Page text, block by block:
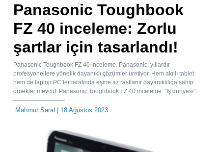
Panasonic Toughbook
FZ 40 inceleme: Zorlu
şartlar için tasarlandı!
Panasonic Toughbook FZ 40 inceleme. Panasonic, yıllardır
profesyonellere yönelik dayanıklı çözümler üretiyor. Hem akıllı tablet
hem de laptop PC’ler tarafında eşine az rastlanır dayanıklılığa sahip
örnekler mevcut. Panasonic Toughbook FZ 40 inceleme. “İş dünyası”...
Mahmut Saral | 18 Ağustos 2023